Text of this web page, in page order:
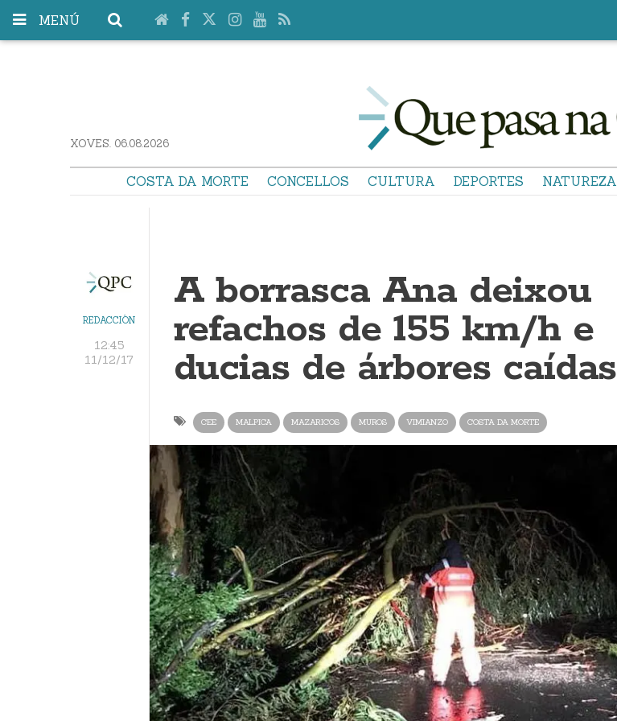
MENÚ
XOVES. 06.08.2026
COSTA DA MORTE CONCELLOS CULTURA DEPORTES NATUREZA
REDACCIÓN
12:45
11/12/17
A borrasca Ana deixou
refachos de 155 km/h e
ducias de árbores caídas
CEE MALPICA MAZARICOS MUROS VIMIANZO COSTA DA MORTE